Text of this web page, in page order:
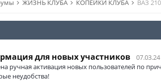
ЖИЗНЬ КЛУБА КОПЕЙКИ КЛУБА ВАЗ
для новых участников
07.03.24
ручная активация новых пользователей по
неудобства!